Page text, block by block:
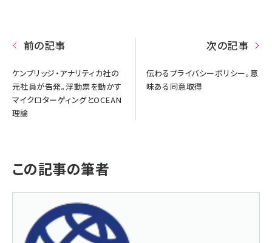
前の記事
ケンブリッジ・アナリティカ社の
元社員が告発。浮動票を動かす
マイクロターゲィングとOCEAN
理論
次の記事
伝わるプライバシーポリシー。意
味ある同意取得
この記事の筆者